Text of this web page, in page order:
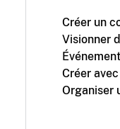
Créer un
Visionner
Créer
Organiser